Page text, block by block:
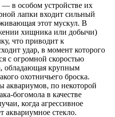
— в особом устройстве их
лапки входит сильный
этот мускул. В
хищника или добычи)
что приводит к
удар, в момент которого
с огромной скоростью
обладающая крупным
охотничьего броска.
аквариумов, по некоторой
богомола в качестве
когда агрессивное
аквариумное стекло.